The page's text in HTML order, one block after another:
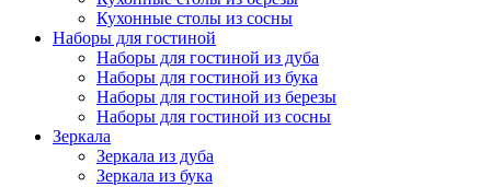
Кухонные столы из сосны
Наборы для гостиной
Наборы для гостиной из дуба
Наборы для гостиной из бука
Наборы для гостиной из березы
Наборы для гостиной из сосны
Зеркала
Зеркала из дуба
Зеркала из бука